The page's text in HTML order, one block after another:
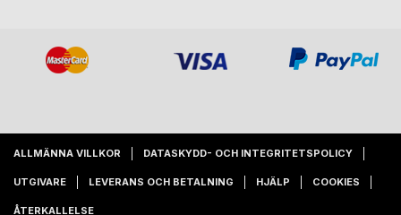
ALLMÄNNA VILLKOR DATASKYDD- OCH INTEGRITETSPOLICY
UTGIVARE LEVERANS OCH BETALNING HJÄLP COOKIES
ÅTERKALLELSE